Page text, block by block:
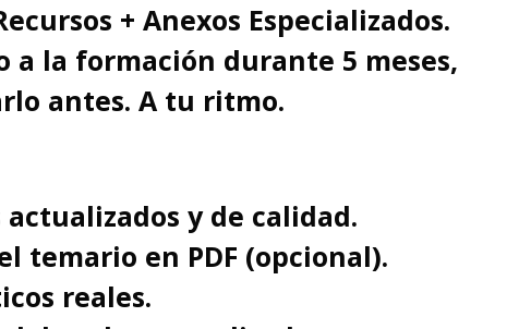
+ Anexos Especializados.
a la formación durante 5 meses,
antes. A tu ritmo.
y de calidad.
temario en PDF (opcional).
reales.